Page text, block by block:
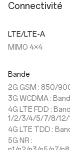
Connectivité
LTE/LTE-A
MIMO 4×4
Bande
2G GSM : 850/
3G WCDMA :
4G LTE FDD :
1/2/3/4/5/7/8/
4G LTE TDD :
5G NR :